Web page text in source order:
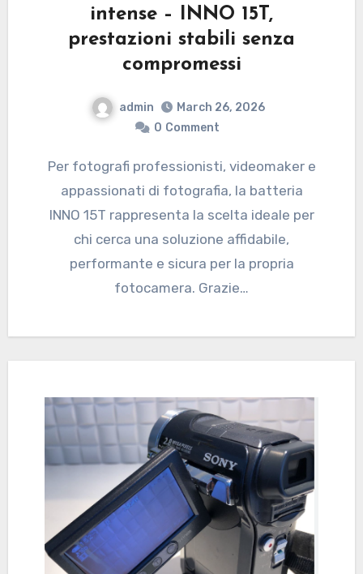
intense – INNO 15T,
prestazioni stabili senza
compromessi
admin
March 26, 2026
0 Comment
Per fotografi professionisti, videomaker e
appassionati di fotografia, la batteria
INNO 15T rappresenta la scelta ideale per
chi cerca una soluzione affidabile,
performante e sicura per la propria
fotocamera. Grazie…